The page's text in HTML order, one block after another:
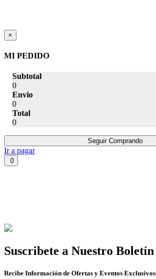
×
MI PEDIDO
Subtotal
0
Envio
0
Total
0
Seguir Comprando
Ir a pagar
0
Suscribete a Nuestro Boletín
Recibe Información de Ofertas y Eventos